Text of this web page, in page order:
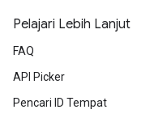
Pelajari Lebih Lanjut
FAQ
API Picker
Pencari ID Tempat